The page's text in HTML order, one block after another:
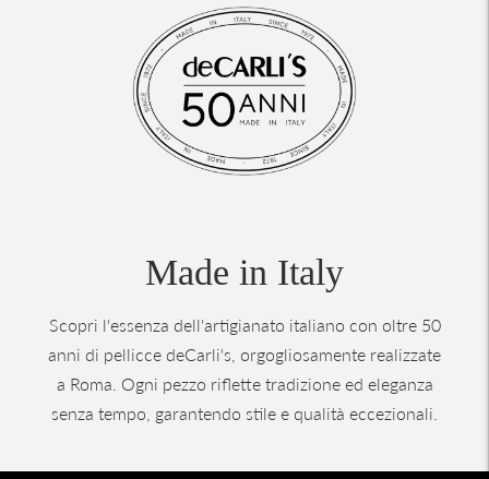
Made in Italy
Scopri l'essenza dell'artigianato italiano con oltre 50
anni di pellicce deCarli's, orgogliosamente realizzate
a Roma. Ogni pezzo riflette tradizione ed eleganza
senza tempo, garantendo stile e qualità eccezionali.